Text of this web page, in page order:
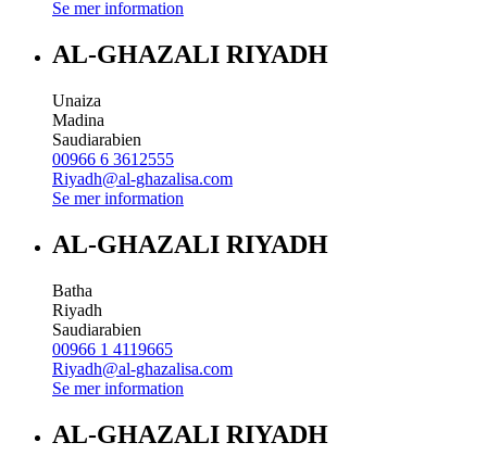
Se mer information
AL-GHAZALI RIYADH
Unaiza
Madina
Saudiarabien
00966 6 3612555
Riyadh@al-ghazalisa.com
Se mer information
AL-GHAZALI RIYADH
Batha
Riyadh
Saudiarabien
00966 1 4119665
Riyadh@al-ghazalisa.com
Se mer information
AL-GHAZALI RIYADH